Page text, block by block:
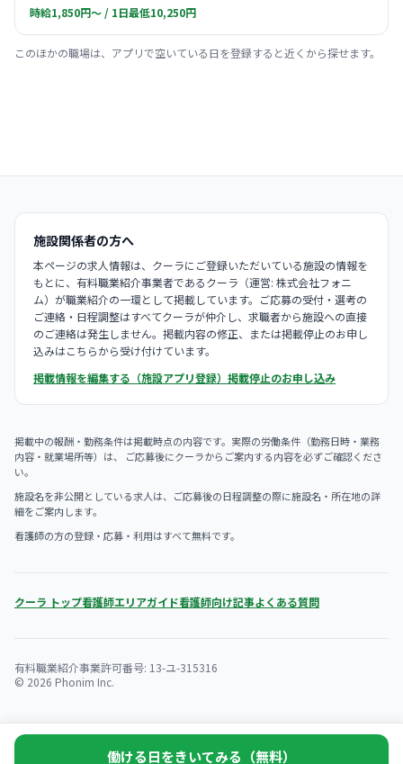
時給1,850円〜 / 1日最低10,250円
このほかの職場は、アプリで空いている日を登録すると近くから探せます。
施設関係者の方へ
本ページの求人情報は、クーラにご登録いただいている施設の情報を
もとに、有料職業紹介事業者であるクーラ（運営: 株式会社フォニ
ム）が職業紹介の一環として掲載しています。ご応募の受付・選考の
ご連絡・日程調整はすべてクーラが仲介し、求職者から施設への直接
のご連絡は発生しません。掲載内容の修正、または掲載停止のお申し
込みはこちらから受け付けています。
掲載情報を編集する（施設アプリ登録） 掲載停止のお申し込み
掲載中の報酬・勤務条件は掲載時点の内容です。実際の労働条件（勤務日時・業務
内容・就業場所等）は、 ご応募後にクーラからご案内する内容を必ずご確認くださ
い。
施設名を非公開としている求人は、ご応募後の日程調整の際に施設名・所在地の詳
細をご案内します。
看護師の方の登録・応募・利用はすべて無料です。
クーラ トップ看護師エリアガイド看護師向け記事よくある質問
有料職業紹介事業許可番号: 13-ユ-315316
© 2026 Phonim Inc.
働ける日をきいてみる（無料）